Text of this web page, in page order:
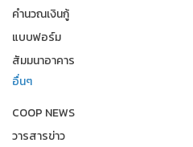
คำนวณเงินกู้
แบบฟอร์ม
สัมมนาอาคาร
อื่นๆ
COOP NEWS
วารสารข่าว